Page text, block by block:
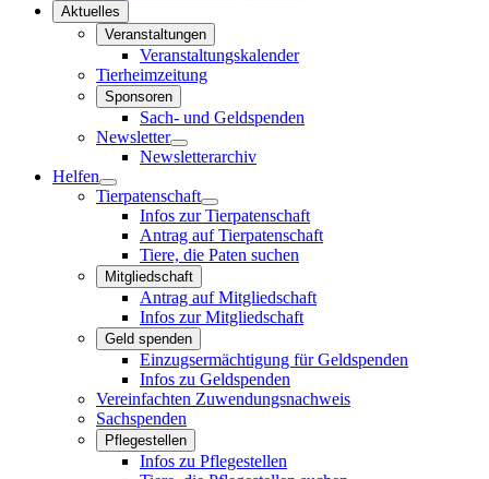
Aktuelles
Veranstaltungen
Veranstaltungskalender
Tierheimzeitung
Sponsoren
Sach- und Geldspenden
Newsletter
Newsletterarchiv
Helfen
Tierpatenschaft
Infos zur Tierpatenschaft
Antrag auf Tierpatenschaft
Tiere, die Paten suchen
Mitgliedschaft
Antrag auf Mitgliedschaft
Infos zur Mitgliedschaft
Geld spenden
Einzugsermächtigung für Geldspenden
Infos zu Geldspenden
Vereinfachten Zuwendungsnachweis
Sachspenden
Pflegestellen
Infos zu Pflegestellen